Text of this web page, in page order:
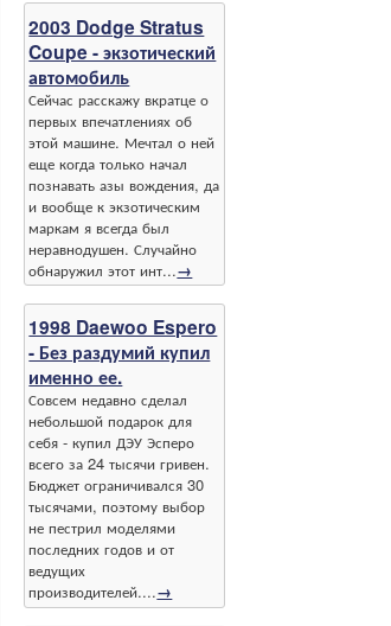
2003 Dodge Stratus
Coupe - экзотический
автомобиль
Сейчас расскажу вкратце о
первых впечатлениях об
этой машине. Мечтал о ней
еще когда только начал
познавать азы вождения, да
и вообще к экзотическим
маркам я всегда был
неравнодушен. Случайно
обнаружил этот инт...→
1998 Daewoo Espero
- Без раздумий купил
именно ее.
Совсем недавно сделал
небольшой подарок для
себя - купил ДЭУ Эсперо
всего за 24 тысячи гривен.
Бюджет ограничивался 30
тысячами, поэтому выбор
не пестрил моделями
последних годов и от
ведущих
производителей....→